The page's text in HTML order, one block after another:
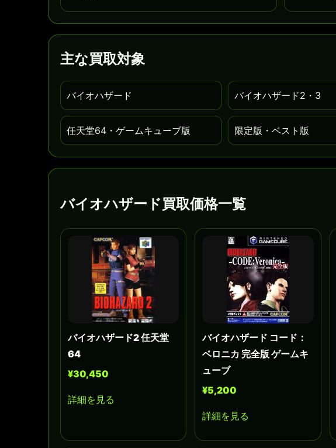
主な買取対象
バイオハザード バイオハザード2・3
任天堂64・ゲームキューブ版 限定版・ベスト版
バイオハザード買取価格一覧
バイオハザード2 任天堂
64
¥30,450
詳細を見る
バイオハザード コード：
ベロニカ 完全版 ゲームキ
ューブ
¥5,200
詳細を見る